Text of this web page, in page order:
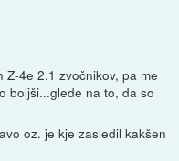
Z-4e 2.1 zvočnikov, pa me
boljši...glede na to, da so
oz. je kje zasledil kakšen